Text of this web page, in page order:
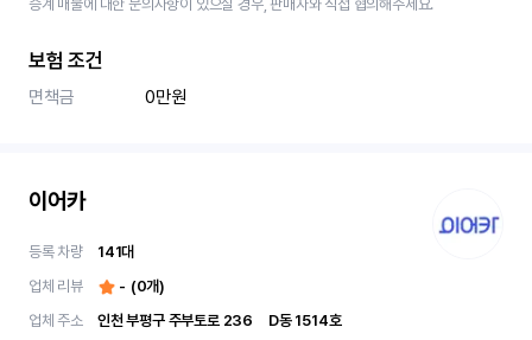
승계 매물에 대한 문의사항이 있으실 경우, 판매자와 직접 협의해주세요.
보험 조건
면책금 0만원
이어카
등록 차량 141대
업체 리뷰
- (0개)
업체 주소
인천 부평구 주부토로 236	D동 1514호